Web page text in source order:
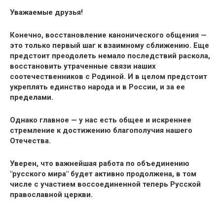
Уважаемые друзья!
Конечно, восстановление канонического общения —
это только первый шаг к взаимному сближению. Еще
предстоит преодолеть немало последствий раскола,
восстановить утраченные связи наших
соотечественников с Родиной. И в целом предстоит
укреплять единство народа и в России, и за ее
пределами.
Однако главное — у нас есть общее и искреннее
стремление к достижению благополучия нашего
Отечества.
Уверен, что важнейшая работа по объединению
"русского мира" будет активно продолжена, в том
числе с участием воссоединенной теперь Русской
православной церкви.